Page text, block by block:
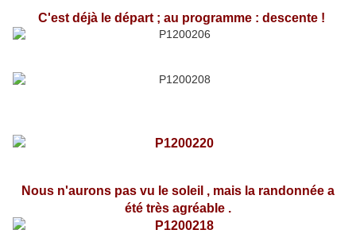
C'est déjà le départ ; au programme : descente !
Nous n'aurons pas vu le soleil , mais la randonnée a
été très agréable .